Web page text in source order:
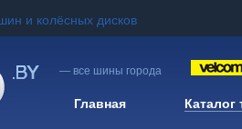
и колёсных дисков
— все шины города
Главная Каталог